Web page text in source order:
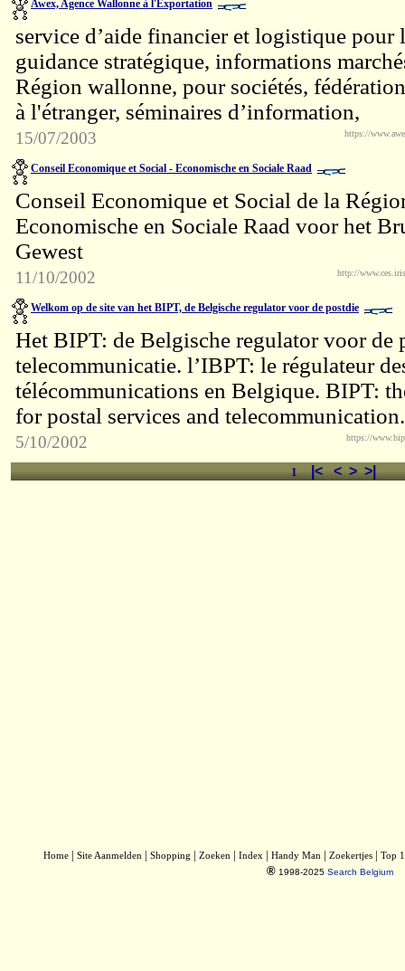
Awex, Agence Wallonne à l'Exportation
service d’aide financier et logistique pour
guidance stratégique, informations
Région wallonne, pour sociétés,
à l'étranger, séminaires d’information,
15/07/2003 https://
Conseil Economique et Social - Economische en Sociale Raad
Conseil Economique et Social de la
Economische en Sociale Raad voor het
Gewest
11/10/2002 http://
Welkom op de site van het BIPT, de Belgische regulator voor de postdie
Het BIPT: de Belgische regulator voor de
telecommunicatie. l’IBPT: le régulateur
télécommunications en Belgique. BIPT:
for postal services and telecommunication.
5/10/2002 https://
1|<<>>|
Home | Site Aanmelden | Shopping | Zoeken | Index | Handy Man | Zoekertjes | Top
® 1998-2025 Search Belgium